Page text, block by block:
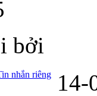
bởi
nhắn riêng